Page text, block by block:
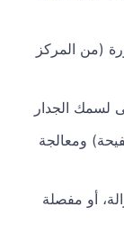
(من المركز
لسمك الجدار
ومعالجة
أو مفصلة